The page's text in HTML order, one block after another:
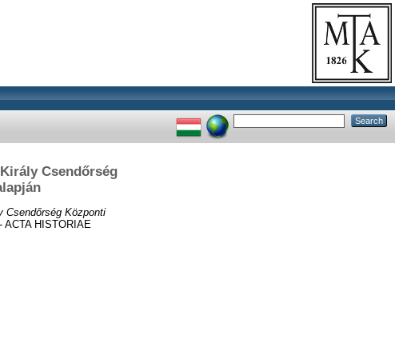
Csendőrség
Csendőrség Központi
ACTA HISTORIAE